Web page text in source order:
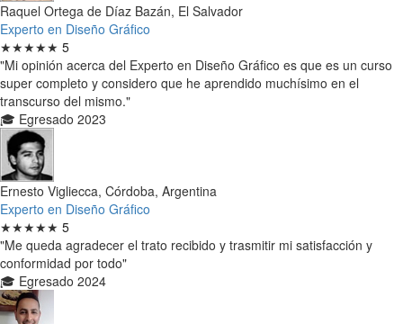
Raquel Ortega de Díaz Bazán, El Salvador
Experto en Diseño Gráfico
★★★★★ 5
"Mi opinión acerca del Experto en Diseño Gráfico es que es un curso
super completo y considero que he aprendido muchísimo en el
transcurso del mismo."
🎓 Egresado 2023
Ernesto Vigliecca, Córdoba, Argentina
Experto en Diseño Gráfico
★★★★★ 5
"Me queda agradecer el trato recibido y trasmitir mi satisfacción y
conformidad por todo"
🎓 Egresado 2024